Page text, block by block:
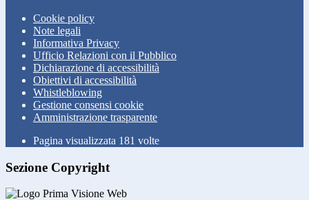
Cookie policy
Note legali
Informativa Privacy
Ufficio Relazioni con il Pubblico
Dichiarazione di accessibilità
Obiettivi di accessibilità
Whistleblowing
Gestione consensi cookie
Amministrazione trasparente
Pagina visualizzata 181 volte
Sezione Copyright